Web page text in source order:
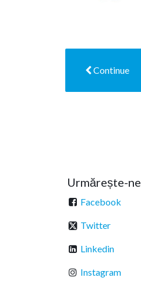
Continue
Urmărește-ne
Facebook
Twitter
Linkedin
Instagram